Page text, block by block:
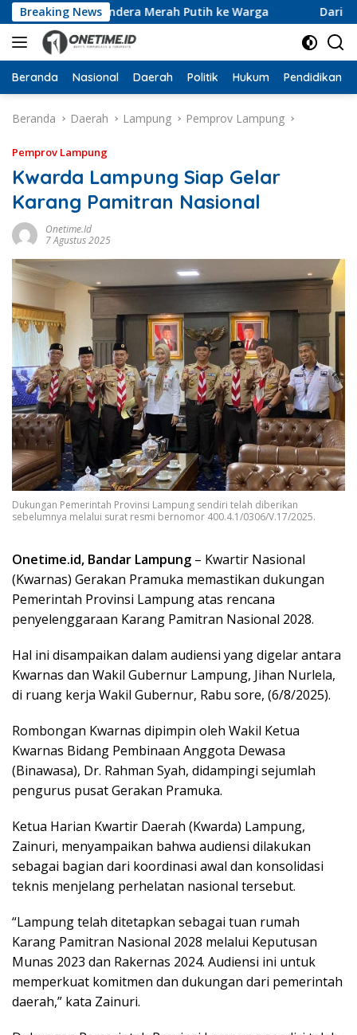
Langsung
ke
konten
Breaking News
Ribu Bendera Merah Putih ke Warga Dari Ruang
Beranda Nasional Daerah Politik Hukum Pendidikan
Beranda Daerah Lampung Pemprov Lampung
Pemprov Lampung
Kwarda Lampung Siap Gelar
Karang Pamitran Nasional
Onetime.id
7 Agustus 2025
Dukungan Pemerintah Provinsi Lampung sendiri telah diberikan
sebelumnya melalui surat resmi bernomor 400.4.1/0306/V.17/2025.
Onetime.id, Bandar Lampung – Kwartir Nasional
(Kwarnas) Gerakan Pramuka memastikan dukungan
Pemerintah Provinsi Lampung atas rencana
penyelenggaraan Karang Pamitran Nasional 2028.
Hal ini disampaikan dalam audiensi yang digelar antara
Kwarnas dan Wakil Gubernur Lampung, Jihan Nurlela,
di ruang kerja Wakil Gubernur, Rabu sore, (6/8/2025).
Rombongan Kwarnas dipimpin oleh Wakil Ketua
Kwarnas Bidang Pembinaan Anggota Dewasa
(Binawasa), Dr. Rahman Syah, didampingi sejumlah
pengurus pusat Gerakan Pramuka.
Ketua Harian Kwartir Daerah (Kwarda) Lampung,
Zainuri, menyampaikan bahwa audiensi dilakukan
sebagai bagian dari koordinasi awal dan konsolidasi
teknis menjelang perhelatan nasional tersebut.
“Lampung telah ditetapkan sebagai tuan rumah
Karang Pamitran Nasional 2028 melalui Keputusan
Munas 2023 dan Rakernas 2024. Audiensi ini untuk
memperkuat komitmen dan dukungan dari pemerintah
daerah,” kata Zainuri.